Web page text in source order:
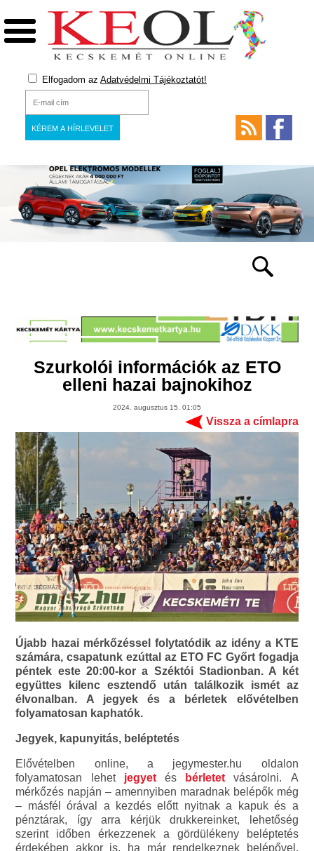
Elfogadom az Adatvédelmi Tájékoztatót!
Szurkolói információk az ETO
elleni hazai bajnokihoz
2024. augusztus 15. 01:05
Vissza a címlapra
Újabb hazai mérkőzéssel folytatódik az idény a KTE
számára, csapatunk ezúttal az ETO FC Győrt fogadja
péntek este 20:00-kor a Széktói Stadionban. A két
együttes kilenc esztendő után találkozik ismét az
élvonalban. A jegyek és a bérletek elővételben
folyamatosan kaphatók.
Jegyek, kapunyitás, beléptetés
Elővételben online, a jegymester.hu oldalon
folyamatosan lehet jegyetés bérletet vásárolni. A
mérkőzés napján – amennyiben maradnak belépők még
– másfél órával a kezdés előtt nyitnak a kapuk és a
pénztárak, így arra kérjük drukkereinket, lehetőség
szerint időben érkezzenek a gördülékeny beléptetés
érdekében akkor is, ha már rendelkeznek belépővel.